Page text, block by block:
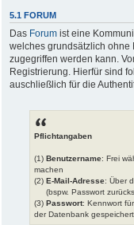
5.1 FORUM
Das Forum ist eine
welches grundsätzlich ohne
zugegriffen werden kann.
Registrierung. Hierfür sind
auschließlich für die
Pflichtangaben
(1) Benutzername: Frei
machen
(2) E-Mail-Adresse: Über
(bspw. Passwort
(3) Passwort: Kennwort
der Datenbank gespeichert.